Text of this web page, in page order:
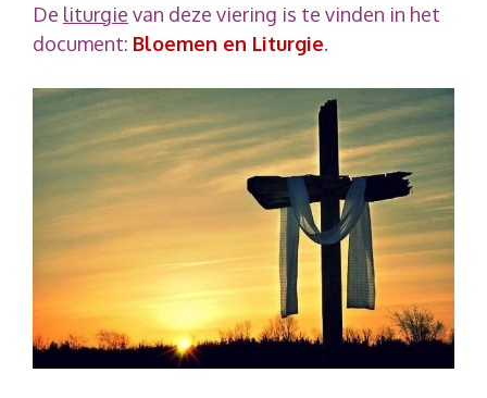
De liturgie van deze viering is te vinden in het
document: Bloemen en Liturgie.